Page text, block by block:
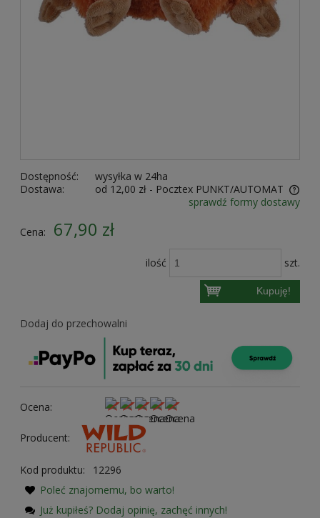
Dostępność:
wysyłka w 24ha
Dostawa:
od 12,00 zł - Pocztex PUNKT/AUTOMAT
Cena nie zawiera ewentualnych kosztów płatności
sprawdź formy dostawy
Cena: 67,90 zł
ilość szt.
Kupuję!
Dodaj do przechowalni
Ocena:
Producent:
Kod produktu:
12296
Poleć znajomemu, bo warto!
Już kupiłeś? Dodaj opinię, zachęć innych!